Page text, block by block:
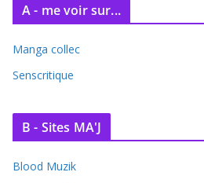
A - me voir sur...
Manga collec
Senscritique
B - Sites MA'J
Blood Muzik